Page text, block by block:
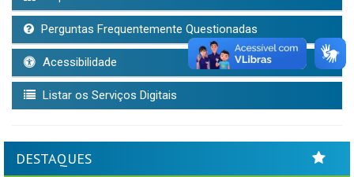
Perguntas Frequentemente Questionadas
Acessibilidade
Listar os Serviços Digitais
DESTAQUES